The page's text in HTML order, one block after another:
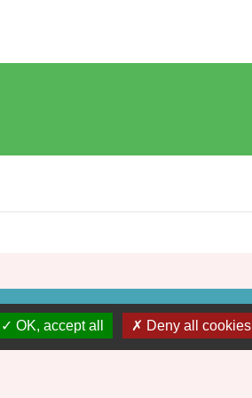
Liens
OK, accept all Deny all cookies